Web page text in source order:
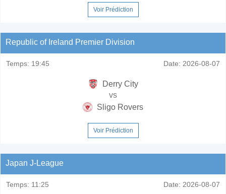
Voir Prédiction
Republic of Ireland Premier Division
Temps: 19:45 Date: 2026-08-07
Derry City
vs
Sligo Rovers
Voir Prédiction
Japan J-League
Temps: 11:25 Date: 2026-08-07